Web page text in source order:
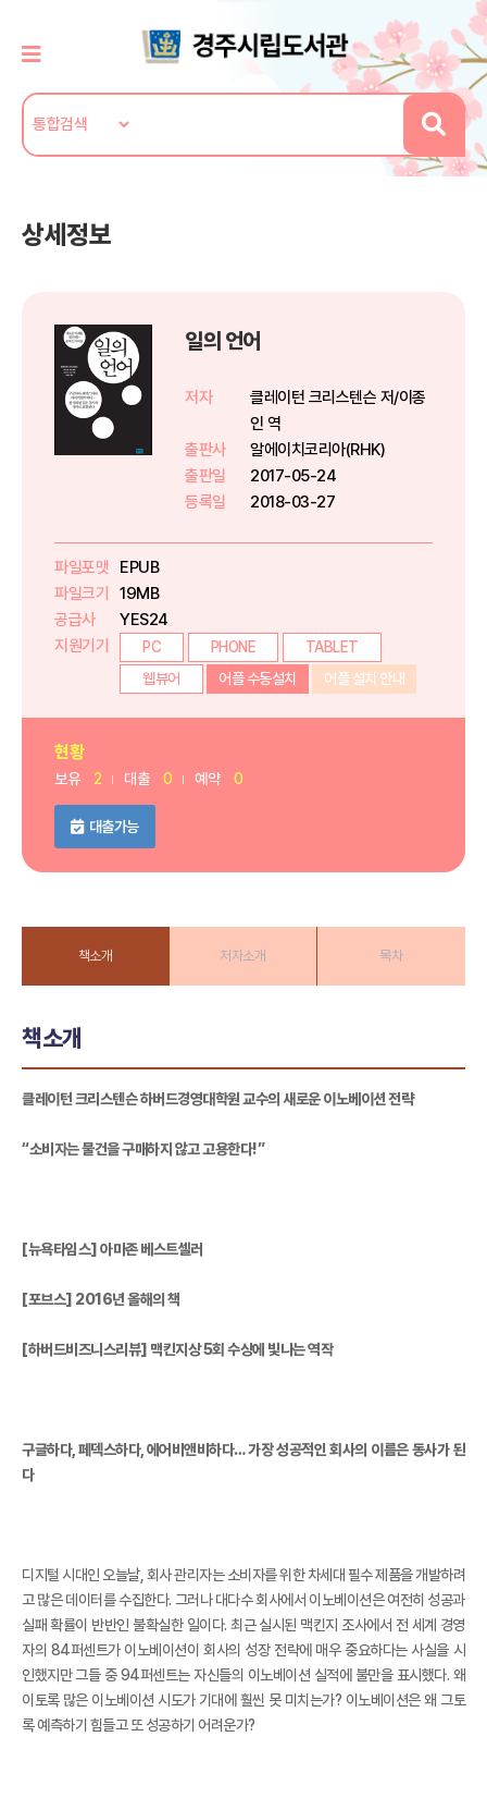
상세정보
일의 언어
저자
클레이턴 크리스텐슨 저/이종
인 역
출판사
알에이치코리아(RHK)
출판일
2017-05-24
등록일
2018-03-27
파일포맷
EPUB
파일크기
19MB
공급사
YES24
지원기기
PC PHONE
TABLET
웹뷰어
어플 수동설치 어플 설치 안내
현황
보유 2 대출 0 예약 0
대출가능
책소개 저자소개 목차
책소개
클레이턴 크리스텐슨 하버드경영대학원 교수의 새로운 이노베이션 전략
“소비자는 물건을 구매하지 않고 고용한다!”
[뉴욕타임스] 아마존 베스트셀러
[포브스] 2016년 올해의 책
[하버드비즈니스리뷰] 맥킨지상 5회 수상에 빛나는 역작
구글하다, 페덱스하다, 에어비앤비하다… 가장 성공적인 회사의 이름은 동사가 된
다
디지털 시대인 오늘날, 회사 관리자는 소비자를 위한 차세대 필수 제품을 개발하려
고 많은 데이터를 수집한다. 그러나 대다수 회사에서 이노베이션은 여전히 성공과
실패 확률이 반반인 불확실한 일이다. 최근 실시된 맥킨지 조사에서 전 세계 경영
자의 84퍼센트가 이노베이션이 회사의 성장 전략에 매우 중요하다는 사실을 시
인했지만 그들 중 94퍼센트는 자신들의 이노베이션 실적에 불만을 표시했다. 왜
이토록 많은 이노베이션 시도가 기대에 훨씬 못 미치는가? 이노베이션은 왜 그토
록 예측하기 힘들고 또 성공하기 어려운가?